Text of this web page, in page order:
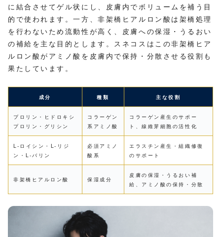
に結合させてゲル状にし、皮膚内でボリュームを補う目
的で使われます。一方、非架橋ヒアルロン酸は架橋処理
を行わないため流動性が高く、皮膚への保湿・うるおい
の補給を主な目的とします。スネコスはこの非架橋ヒア
ルロン酸がアミノ酸を皮膚内で保持・分散させる役割も
果たしています。
成分 種類 主な役割
プロリン・ヒドロキシ
プロリン・グリシン
コラーゲン
系アミノ酸
コラーゲン産生のサポー
ト、線維芽細胞の活性化
L-ロイシン・L-リジ
ン・L-バリン
必須アミノ
酸系
エラスチン産生・組織修復
のサポート
非架橋ヒアルロン酸 保湿成分
皮膚の保湿・うるおい補
給、アミノ酸の保持・分散